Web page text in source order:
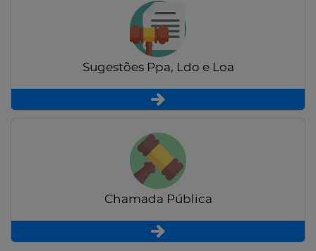
Sugestões Ppa, Ldo e Loa
Chamada Pública